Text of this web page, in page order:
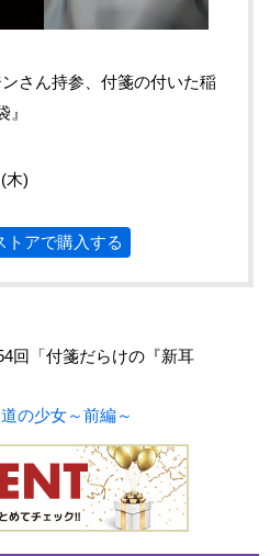
さん持参、付箋の付いた稲
木)
トアで購入する
回「付箋だらけの『新耳
の少女～前編～